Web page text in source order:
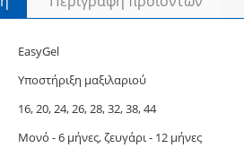
EasyGel
Υποστήριξη μαξιλαριού
16, 20, 24, 26, 28, 32, 38, 44
Μονό - 6 μήνες, ζευγάρι - 12 μήνες